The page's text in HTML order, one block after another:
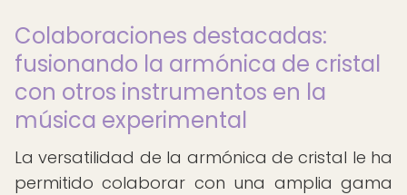
Colaboraciones destacadas:
fusionando la armónica de cristal
con otros instrumentos en la
música experimental
La versatilidad de la armónica de cristal le ha
permitido colaborar con una amplia gama